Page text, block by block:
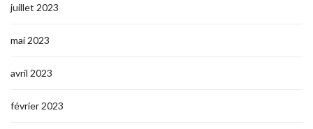
juillet 2023
mai 2023
avril 2023
février 2023